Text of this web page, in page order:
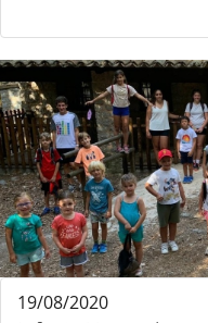
19/08/2020